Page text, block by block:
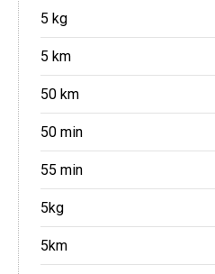
5 kg
5 km
50 km
50 min
55 min
5kg
5km